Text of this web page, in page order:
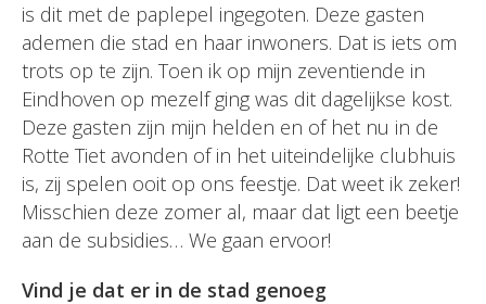
is dit met de paplepel ingegoten. Deze gasten
ademen die stad en haar inwoners. Dat is iets om
trots op te zijn. Toen ik op mijn zeventiende in
Eindhoven op mezelf ging was dit dagelijkse kost.
Deze gasten zijn mijn helden en of het nu in de
Rotte Tiet avonden of in het uiteindelijke clubhuis
is, zij spelen ooit op ons feestje. Dat weet ik zeker!
Misschien deze zomer al, maar dat ligt een beetje
aan de subsidies… We gaan ervoor!
Vind je dat er in de stad genoeg